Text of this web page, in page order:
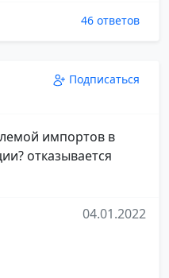
46 ответов
Подписаться
импортов в
отказывается
04.01.2022